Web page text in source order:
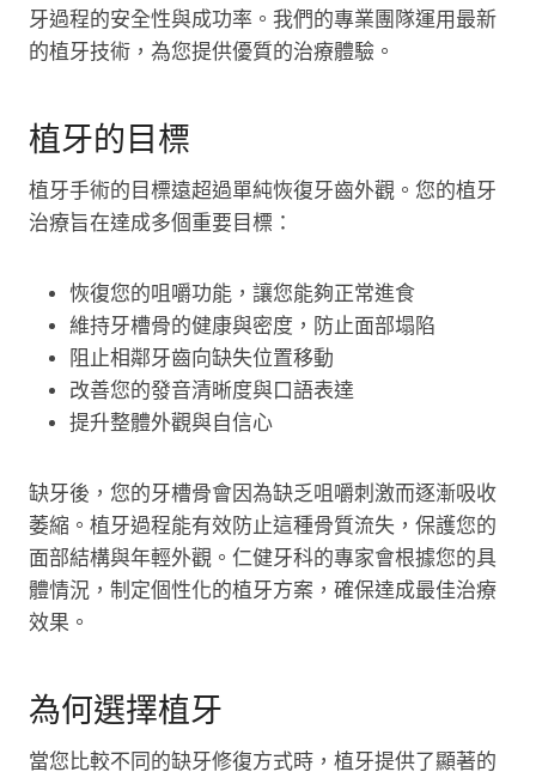
牙過程的安全性與成功率。我們的專業團隊運用最新
的植牙技術，為您提供優質的治療體驗。
植牙的目標
植牙手術的目標遠超過單純恢復牙齒外觀。您的植牙
治療旨在達成多個重要目標：
恢復您的咀嚼功能，讓您能夠正常進食
維持牙槽骨的健康與密度，防止面部塌陷
阻止相鄰牙齒向缺失位置移動
改善您的發音清晰度與口語表達
提升整體外觀與自信心
缺牙後，您的牙槽骨會因為缺乏咀嚼刺激而逐漸吸收
萎縮。植牙過程能有效防止這種骨質流失，保護您的
面部結構與年輕外觀。仁健牙科的專家會根據您的具
體情況，制定個性化的植牙方案，確保達成最佳治療
效果。
為何選擇植牙
當您比較不同的缺牙修復方式時，植牙提供了顯著的